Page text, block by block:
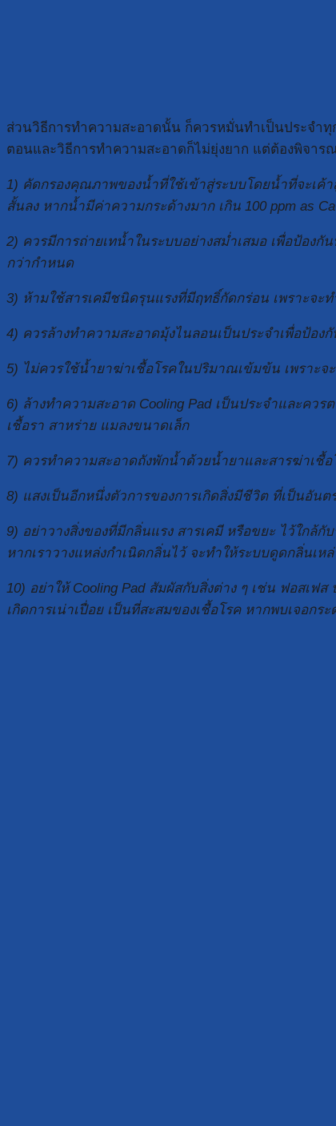
ส่วนวิธีการทำความสะอาดนั้น ก็ควรหมั่นทำเป็นประจำทุ
ตอนและวิธีการทำความสะอาดก็ไม่ยุ่งยาก แต่ต้องพิจา
1) คัดกรองคุณภาพของน้ำที่ใช้เข้าสู่ระบบโดยน้ำที่จะเค้า
สั้นลง หากน้ำมีค่าความกระด้างมาก เกิน 100 ppm as
2) ควรมีการถ่ายเทน้ำในระบบอย่างสม่ำเสมอ เพื่อป้อง
กว่ากำหนด
3) ห้ามใช้สารเคมีชนิดรุนแรงที่มีฤทธิ์กัดกร่อน เพราะจะท
4) ควรล้างทำความสะอาดมุ้งไนลอนเป็นประจำเพื่อป้อ
5) ไม่ควรใช้น้ำยาฆ่าเชื้อโรคในปริมาณเข้มข้น เพราะจ
6) ล้างทำความสะอาด Cooling Pad เป็นประจำและคว
เชื้อรา สาหร่าย แมลงขนาดเล็ก
7) ควรทำความสะอาดถังพักน้ำด้วยน้ำยาและสารฆ่าเชื้
8) แสงเป็นอีกหนึ่งตัวการของการเกิดสิ่งมีชีวิต ที่เป็นอัน
9) อย่าวางสิ่งของที่มีกลิ่นแรง สารเคมี หรือขยะ ไว้ใกล้กั
หากเราวางแหล่งกำเนิดกลิ่นไว้ จะทำให้ระบบดูดกลิ่นเห
10) อย่าให้ Cooling Pad สัมผัสกับสิ่งต่าง ๆ เช่น ฟอสเฟ
เกิดการเน่าเปื่อย เป็นที่สะสมของเชื้อโรค หากพบเจอก